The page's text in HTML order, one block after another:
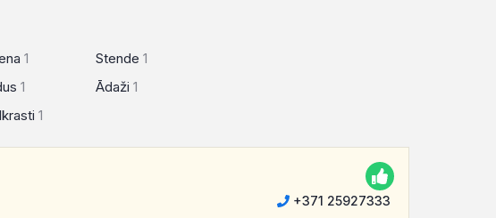
1
1
1
Stende 1
Ādaži 1
+371 25927333